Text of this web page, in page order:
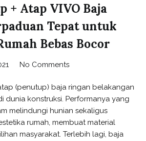
+ Atap VIVO Baja
Tepat untuk
Bebas Bocor
No Commentson
Atap
+
Atap
VIVO
Baja
(penutup) baja ringan belakangan
dunia konstruksi. Performanya yang
melindungi hunian sekaligus
rumah, membuat material
masyarakat. Terlebih lagi, baja